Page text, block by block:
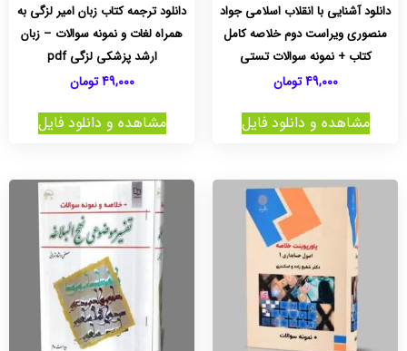
دانلود آشنایی با انقلاب اسلامی جواد
منصوری ویراست دوم خلاصه کامل
کتاب + نمونه سوالات تستی
49,000 تومان
مشاهده و دانلود فایل
دانلود ترجمه کتاب زبان امیر لزگی به
همراه لغات و نمونه سوالات – زبان
ارشد پزشکی لزگی pdf
49,000 تومان
مشاهده و دانلود فایل